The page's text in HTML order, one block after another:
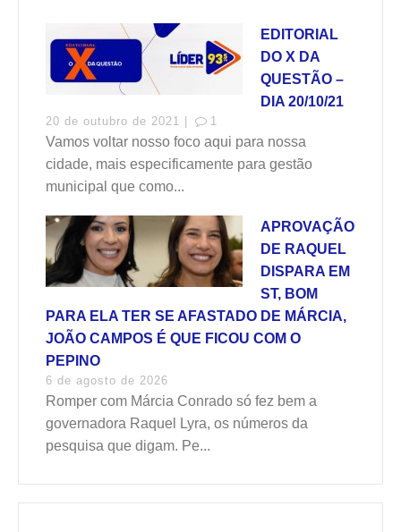
EDITORIAL
DO X DA
QUESTÃO –
DIA 20/10/21
20 de outubro de 2021 | 1
Vamos voltar nosso foco aqui para nossa
cidade, mais especificamente para gestão
municipal que como...
APROVAÇÃO
DE RAQUEL
DISPARA EM
ST, BOM
PARA ELA TER SE AFASTADO DE MÁRCIA,
JOÃO CAMPOS É QUE FICOU COM O
PEPINO
6 de agosto de 2026
Romper com Márcia Conrado só fez bem a
governadora Raquel Lyra, os números da
pesquisa que digam. Pe...